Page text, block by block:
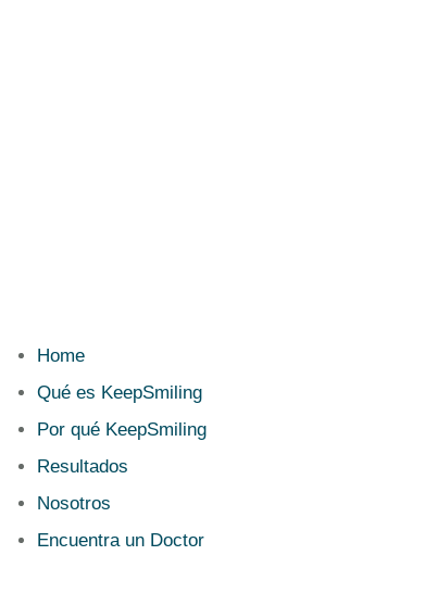
Home
Qué es KeepSmiling
Por qué KeepSmiling
Resultados
Nosotros
Encuentra un Doctor